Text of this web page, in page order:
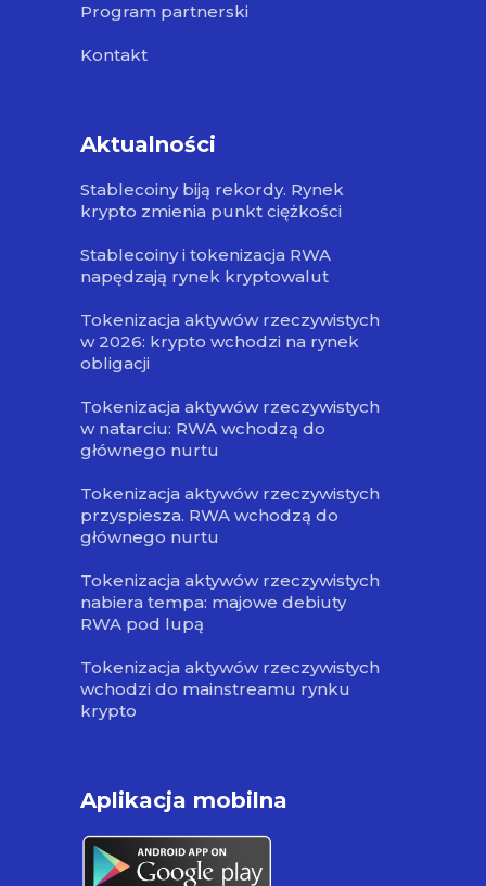
Program partnerski
Kontakt
Aktualności
Stablecoiny biją rekordy. Rynek
krypto zmienia punkt ciężkości
Stablecoiny i tokenizacja RWA
napędzają rynek kryptowalut
Tokenizacja aktywów rzeczywistych
w 2026: krypto wchodzi na rynek
obligacji
Tokenizacja aktywów rzeczywistych
w natarciu: RWA wchodzą do
głównego nurtu
Tokenizacja aktywów rzeczywistych
przyspiesza. RWA wchodzą do
głównego nurtu
Tokenizacja aktywów rzeczywistych
nabiera tempa: majowe debiuty
RWA pod lupą
Tokenizacja aktywów rzeczywistych
wchodzi do mainstreamu rynku
krypto
Aplikacja mobilna